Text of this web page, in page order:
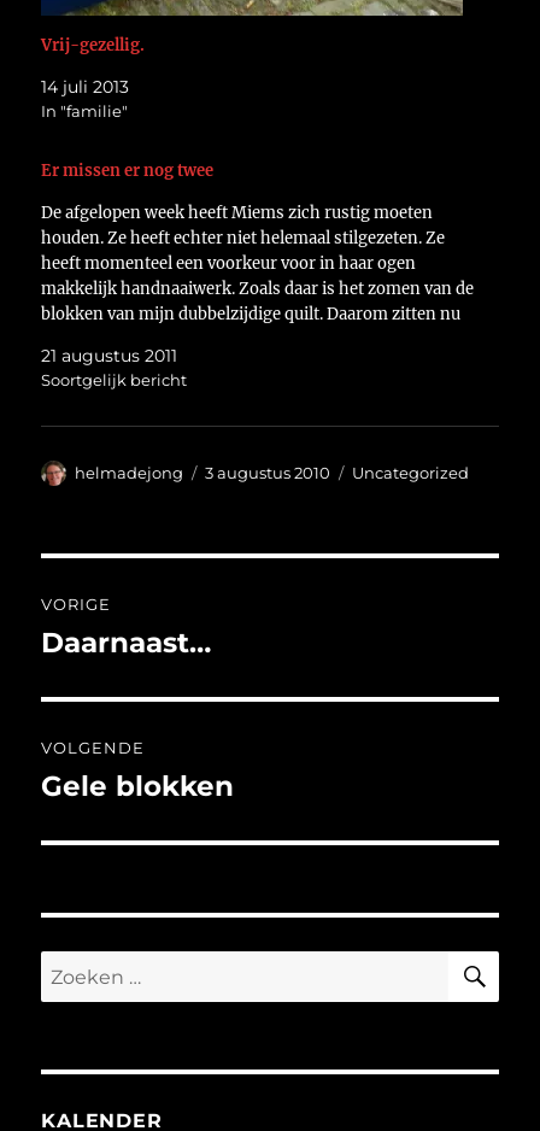
Vrij-gezellig.
14 juli 2013
In "familie"
Er missen er nog twee
De afgelopen week heeft Miems zich rustig moeten
houden. Ze heeft echter niet helemaal stilgezeten. Ze
heeft momenteel een voorkeur voor in haar ogen
makkelijk handnaaiwerk. Zoals daar is het zomen van de
blokken van mijn dubbelzijdige quilt. Daarom zitten nu
21 augustus 2011
Soortgelijk bericht
Auteur
helmadejong
Geplaatst
3 augustus 2010 Categorieën
Uncategorized
navigatie
VORIGE
Vorig
Daarnaast…
VOLGENDE
Volgend
Gele blokken
Zoeken
naar:
KALENDER